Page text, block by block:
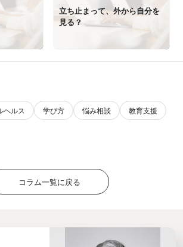
立ち止まって、外から自分を
見る？
ヘルス 学び方 悩み相談
教育支援
コラム一覧に戻る